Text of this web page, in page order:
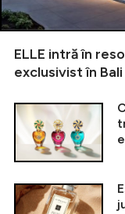
ELLE intră în
exclusivist în Bali